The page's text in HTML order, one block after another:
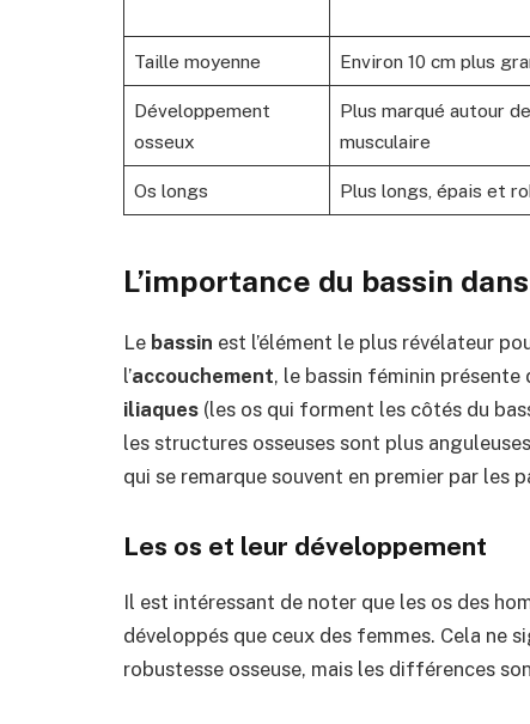
Taille moyenne Environ 10 cm plus
Développement
osseux
Plus marqué autour
musculaire
Os longs Plus longs, épais et
L’importance du bassin
Le bassin est l’élément le plus révélateur
l’accouchement, le bassin féminin
iliaques (les os qui forment les côtés du
les structures osseuses sont plus
qui se remarque souvent en premier par les
Les os et leur développement
Il est intéressant de noter que les os des
développés que ceux des femmes. Cela ne
robustesse osseuse, mais les différences